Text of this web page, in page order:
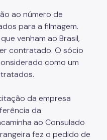
ao número de
para a filmagem.
venham ao Brasil,
contratado. O sócio
como um
da empresa
da
ao Consulado
fez o pedido de